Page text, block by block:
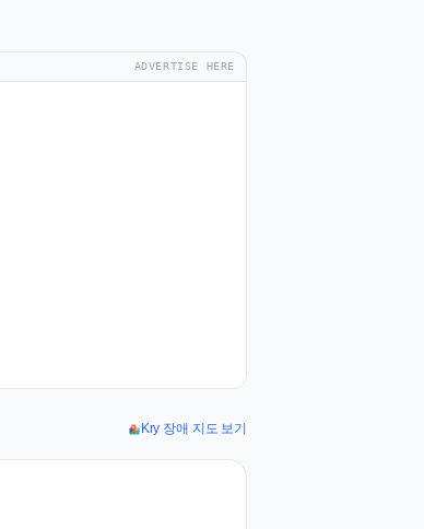
ADVERTISE HERE
Kry 장애 지도 보기